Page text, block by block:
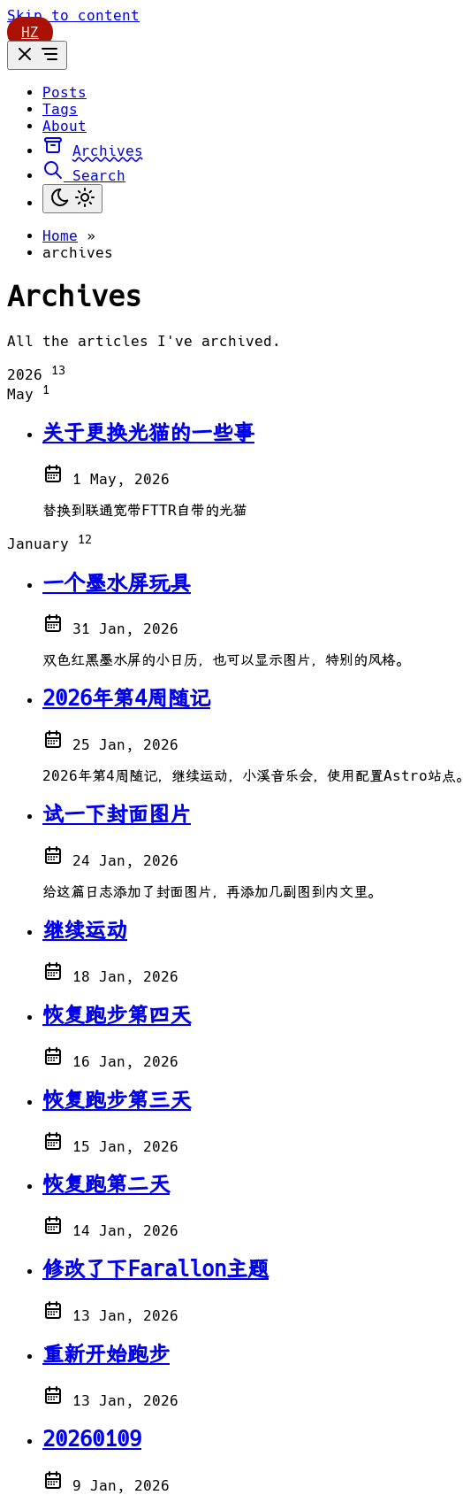
Skip to content
HZ
Posts
Tags
About
Archives
Search
Home
»
archives
Archives
All the articles I've archived.
2026 13
May 1
关于更换光猫的一些事
1 May, 2026
替换到联通宽带FTTR自带的光猫
January 12
一个墨水屏玩具
31 Jan, 2026
双色红黑墨水屏的小日历，也可以显示图片，特别的风格。
2026年第4周随记
25 Jan, 2026
2026年第4周随记，继续运动，小溪音乐会，使用配置Astro站点。
试一下封面图片
24 Jan, 2026
给这篇日志添加了封面图片，再添加几副图到内文里。
继续运动
18 Jan, 2026
恢复跑步第四天
16 Jan, 2026
恢复跑步第三天
15 Jan, 2026
恢复跑第二天
14 Jan, 2026
修改了下Farallon主题
13 Jan, 2026
重新开始跑步
13 Jan, 2026
20260109
9 Jan, 2026